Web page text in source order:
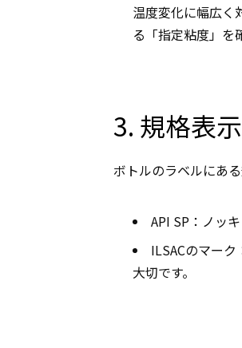
温度変化に幅広く
る「指定粘度」を
3. 規格表
ボトルのラベルにあ
API SP ：ノッ
ILSACのマーク
大切です。